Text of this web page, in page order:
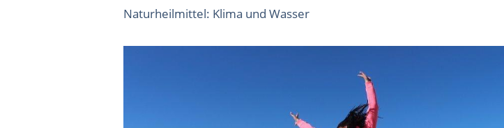
Naturheilmittel: Klima und Wasser